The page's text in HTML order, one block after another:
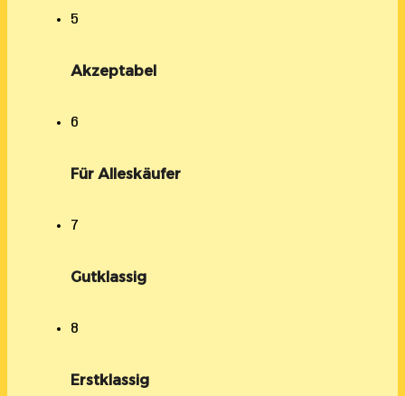
5
Akzeptabel
6
Für Alleskäufer
7
Gutklassig
8
Erstklassig